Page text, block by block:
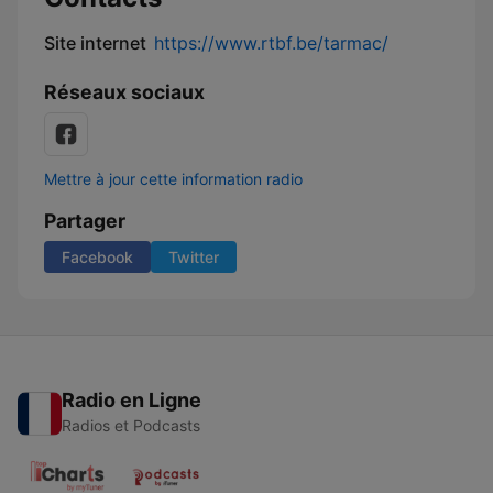
Site internet https://www.rtbf.be/tarmac/
Réseaux sociaux
Mettre à jour cette information radio
Partager
Facebook Twitter
Radio en Ligne
Radios et Podcasts